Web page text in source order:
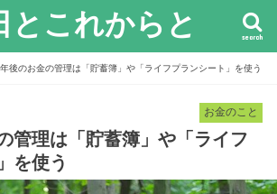
とこれからと search
後のお金の管理は「貯蓄簿」や「ライフプランシート」を使う
お金のこと
管理は「貯蓄簿」や「ライフ
を使う